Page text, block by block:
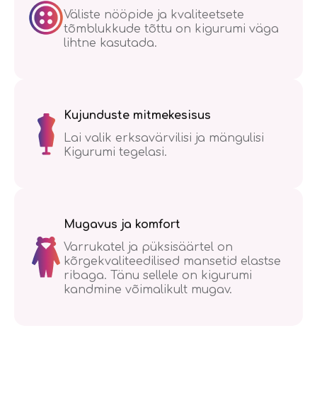
Väliste nööpide ja kvaliteetsete
tõmblukkude tõttu on kigurumi väga
lihtne kasutada.
Kujunduste mitmekesisus
Lai valik erksavärvilisi ja mängulisi
Kigurumi tegelasi.
Mugavus ja komfort
Varrukatel ja püksisäärtel on
kõrgekvaliteedilised mansetid elastse
ribaga. Tänu sellele on kigurumi
kandmine võimalikult mugav.